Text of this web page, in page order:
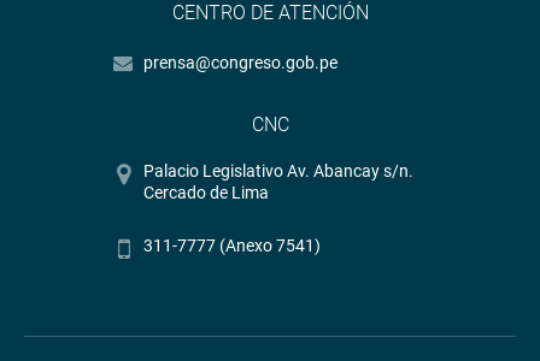
CENTRO DE ATENCIÓN
prensa@congreso.gob.pe
CNC
Palacio Legislativo Av. Abancay s/n.
Cercado de Lima
311-7777 (Anexo 7541)